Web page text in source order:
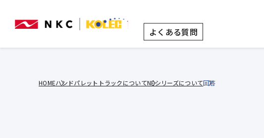
よくある質問
HOMEハンドパレットトラックについてNEシリーズについて回答